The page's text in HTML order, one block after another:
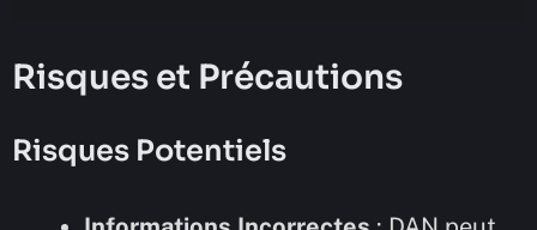
Risques et Précautions
Risques Potentiels